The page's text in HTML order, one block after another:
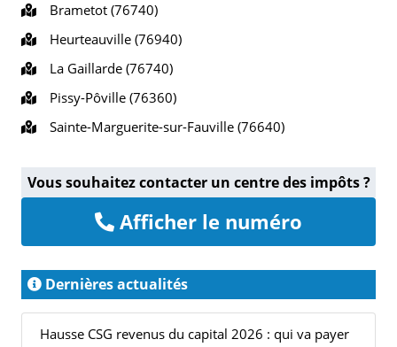
Brametot (76740)
Heurteauville (76940)
La Gaillarde (76740)
Pissy-Pôville (76360)
Sainte-Marguerite-sur-Fauville (76640)
Vous souhaitez contacter un centre des impôts ?
Afficher le numéro
Dernières actualités
Hausse CSG revenus du capital 2026 : qui va payer